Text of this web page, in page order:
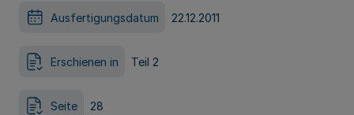
Ausfertigungsdatum 22.12.2011
Erschienen in Teil 2
Seite 28